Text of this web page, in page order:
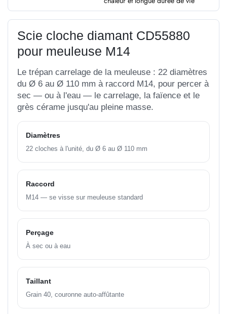
Scie cloche diamant CD55880
pour meuleuse M14
Le trépan carrelage de la meuleuse : 22 diamètres
du Ø 6 au Ø 110 mm à raccord M14, pour percer à
sec — ou à l'eau — le carrelage, la faïence et le
grès cérame jusqu'au pleine masse.
Diamètres
22 cloches à l'unité, du Ø 6 au Ø 110 mm
Raccord
M14 — se visse sur meuleuse standard
Perçage
À sec ou à eau
Taillant
Grain 40, couronne auto-affûtante